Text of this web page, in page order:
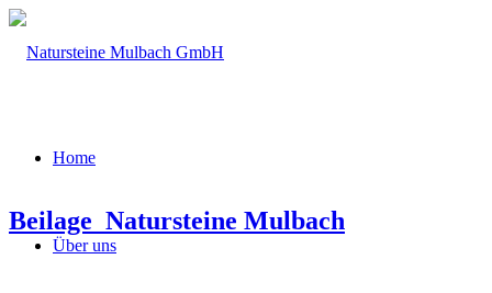
Home
Über uns
Beilage_Natursteine Mulbach